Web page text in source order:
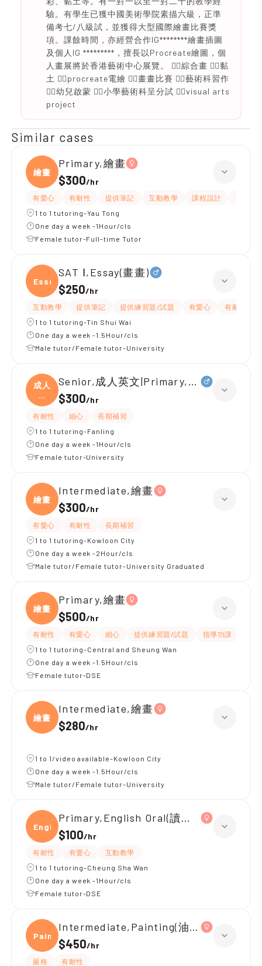
驗。有學生已獲中國美術學院素描六級，正準
備考七/八級試，並獲得大型國際繪畫比賽獎
項。課餘時間，亦經營合作IG********繪畫插圖
及個人IG *********，擅長以Procreate繪圖，個
人畫展將於香港藝術中心展覽。 👌🏻綜合畫 👌🏻黏
土 👌🏻procreate電繪 👌🏻畫畫比賽 👌🏻藝術科習作
👌🏻幼兒啟蒙 👌🏻小學藝術科呈分試 👌🏻visual arts
project
Similar cases
繪畫
Primary,繪畫
$300/hr
有愛心 有耐性 提供筆記 互動教學 課程設計
長期補
1 to 1 tutoring-Yau Tong
One day a week -1Hour/cls
Female tutor-Full-time Tutor
Essay
SAT Ⅰ,Essay(畫畫)
$250/hr
互動教學 提供筆記 提供練習題/試題 有愛心
有耐性
1 to 1 tutoring-Tin Shui Wai
One day a week -1.5Hour/cls
Male tutor/Female tutor-University
成人
英
文|
Senior,成人英文|Primary,日文、
$300/hr
有耐性 細心
長期補習
1 to 1 tutoring-Fanling
One day a week -1Hour/cls
Female tutor-University
繪畫
Intermediate,繪畫
$300/hr
有愛心 有耐性
長期補習
1 to 1 tutoring-Kowloon City
One day a week -2Hour/cls
Male tutor/Female tutor-University Graduated
繪畫
Primary,繪畫
$500/hr
有耐性 有愛心 細心 提供練習題/試題 指導功課
1 to 1 tutoring-Central and Sheung Wan
One day a week -1.5Hour/cls
Female tutor-DSE
繪畫
Intermediate,繪畫
$280/hr
1 to 1/video available-Kowloon City
One day a week -1.5Hour/cls
Male tutor/Female tutor-University
Engli
Primary,English Oral(讀英文繪本)
$100/hr
有耐性 有愛心
互動教學
1 to 1 tutoring-Cheung Sha Wan
One day a week -1Hour/cls
Female tutor-DSE
Paint
Intermediate,Painting(油畫/水彩畫)
$450/hr
嚴格
有耐性